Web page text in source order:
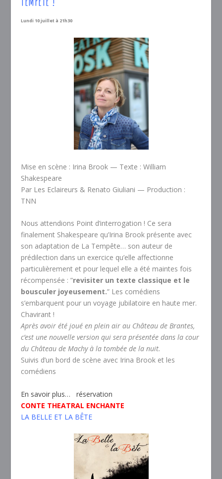
Lundi 10 juillet à 21h30
Mise en scène : Irina Brook — Texte : William
Shakespeare
Par Les Eclaireurs & Renato Giuliani — Production :
TNN
Nous attendions Point d’interrogation ! Ce sera
finalement Shakespeare qu’Irina Brook présente avec
son adaptation de La Tempête… son auteur de
prédilection dans un exercice qu’elle affectionne
particulièrement et pour lequel elle a été maintes fois
récompensée : ”revisiter un texte classique et le
bousculer joyeusement.” Les comédiens
s’embarquent pour un voyage jubilatoire en haute mer.
Chavirant !
Après avoir été joué en plein air au Château de Brantes,
c’est une nouvelle version qui sera présentée dans la cour
du Château de Machy à la tombée de la nuit.
Suivis d’un bord de scène avec Irina Brook et les
comédiens
En savoir plus…
réservation
CONTE THEATRAL ENCHANTE
LA BELLE ET LA BÊTE